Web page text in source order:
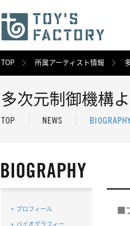
TOP 所属アーティスト情報
多次元制御機構
プロフィール
バイオグラフィー
■